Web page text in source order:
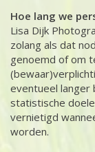
Hoe lang we
Lisa Dijk
zolang als dat
genoemd of om
eventueel langer
statistische
vernietigd
worden.